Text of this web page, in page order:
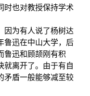
时也对教授保持学术
因为有人说了杨树达
鲁迅在中山大学，后
鲁迅和顾颉刚有积
就离开了。由于有自
矛盾一般能够减至较